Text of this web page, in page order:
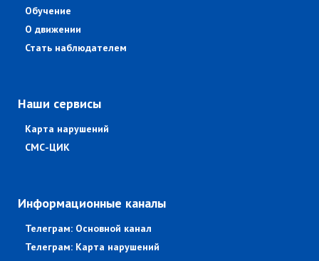
Обучение
О движении
Стать наблюдателем
Наши сервисы
Карта нарушений
СМС-ЦИК
Информационные каналы
Телеграм: Основной канал
Телеграм: Карта нарушений